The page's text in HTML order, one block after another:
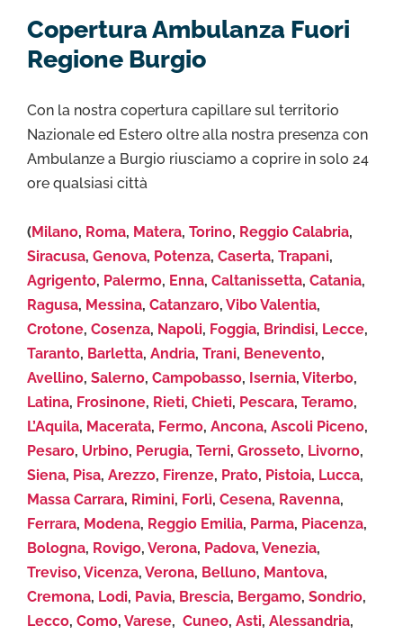
Copertura Ambulanza Fuori
Regione Burgio
Con la nostra copertura capillare sul territorio
Nazionale ed Estero oltre alla nostra presenza con
Ambulanze a Burgio riusciamo a coprire in solo 24
ore qualsiasi città
(Milano, Roma, Matera, Torino, Reggio Calabria,
Siracusa, Genova, Potenza, Caserta, Trapani,
Agrigento, Palermo, Enna, Caltanissetta, Catania,
Ragusa, Messina, Catanzaro, Vibo Valentia,
Crotone, Cosenza, Napoli, Foggia, Brindisi, Lecce,
Taranto, Barletta, Andria, Trani, Benevento,
Avellino, Salerno, Campobasso, Isernia, Viterbo,
Latina, Frosinone, Rieti, Chieti, Pescara, Teramo,
L’Aquila, Macerata, Fermo, Ancona, Ascoli Piceno,
Pesaro, Urbino, Perugia, Terni, Grosseto, Livorno,
Siena, Pisa, Arezzo, Firenze, Prato, Pistoia, Lucca,
Massa Carrara, Rimini, Forlì, Cesena, Ravenna,
Ferrara, Modena, Reggio Emilia, Parma, Piacenza,
Bologna, Rovigo, Verona, Padova, Venezia,
Treviso, Vicenza, Verona, Belluno, Mantova,
Cremona, Lodi, Pavia, Brescia, Bergamo, Sondrio,
Lecco, Como, Varese, Cuneo, Asti, Alessandria,